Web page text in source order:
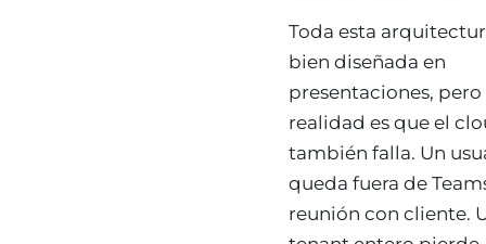
Toda esta
bien diseñada en
presentaciones, pero
realidad es que el
también falla. Un
queda fuera de
reunión con cliente.